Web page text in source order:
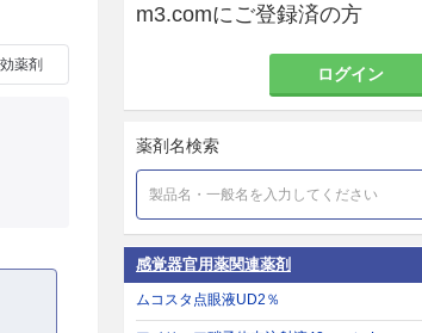
薬剤
m3.comにご登録済の方
ログイン
薬剤名検索
感覚器官用薬関連薬剤
ムコスタ点眼液UD2％